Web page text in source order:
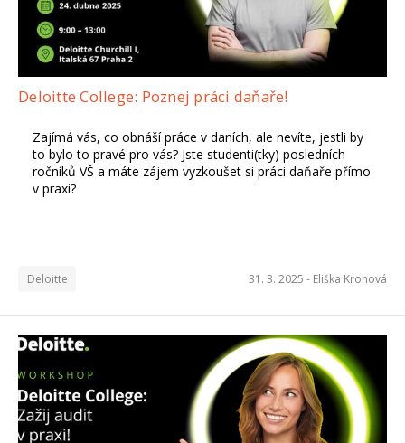
Deloitte College: Poznej práci daňaře!
Zajímá vás, co obnáší práce v daních, ale nevíte, jestli by
to bylo to pravé pro vás? Jste studenti(tky) posledních
ročníků VŠ a máte zájem vyzkoušet si práci daňaře přímo
v praxi?
Deloitte 31. 3. 2025 - Eliška Krohová